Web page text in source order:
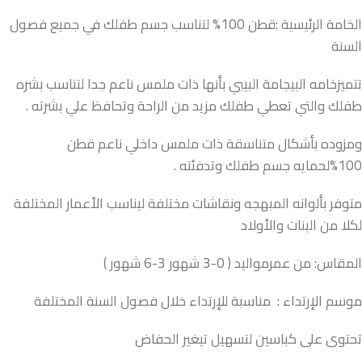
الخامة الرئيسية :قطن 100% لتناسب جسم طفلك في جميع فصول
السنة
تتميزخامه البيجامة البيبي بأنها ذات ملمس ناعم جدا لتناسب بشره
طفلك والتي تعطي طفلك مزيد من الراحة وتحافظ علي بشرته .
ومزوده بأشكال متناسقة ذات ملمس داخلي ناعم قطن
100%لحمايه جسم طفلك وتدفئته .
متوفر بألوانه المبهجه ونقاشات مختلفة ليناسب الأعمار المختلفة
لكلا من البنات والأولاد
المقاس: من عمرمواليد ( 0-3 شهور 3-6 شهور )
موسم الإرتداء : مناسبة للإرتداء خلال فصول السنة المختلفة
تحتوى على كباسين لتسهيل تيغير الحفاض